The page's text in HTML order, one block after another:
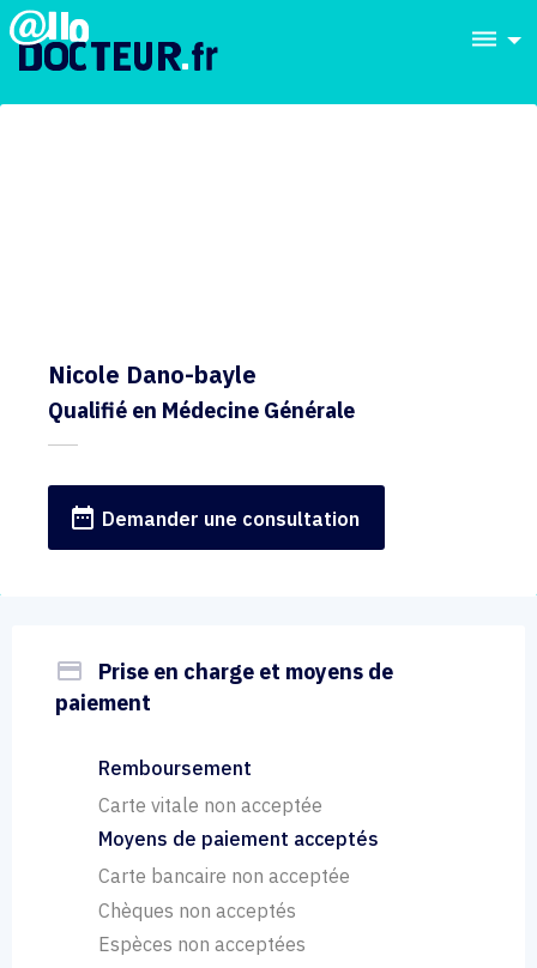
dehaze
Nicole Dano-bayle
Qualifié en Médecine Générale
date_range Demander une consultation
payment
Prise en charge et moyens de
paiement
Remboursement
Carte vitale non acceptée
Moyens de paiement acceptés
Carte bancaire non acceptée
Chèques non acceptés
Espèces non acceptées